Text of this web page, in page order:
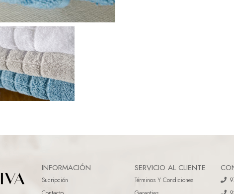
INFORMACIÓN
Sucripción
SERVICIO AL CLIENTE
Términos Y Condiciones